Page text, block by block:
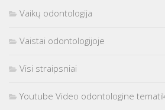
Vaikų odontologija
Vaistai odontologijoje
Visi straipsniai
Youtube Video odontologine